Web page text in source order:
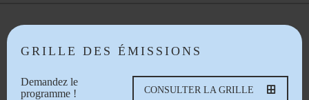
GRILLE DES ÉMISSIONS
Demandez le
programme !
CONSULTER LA GRILLE